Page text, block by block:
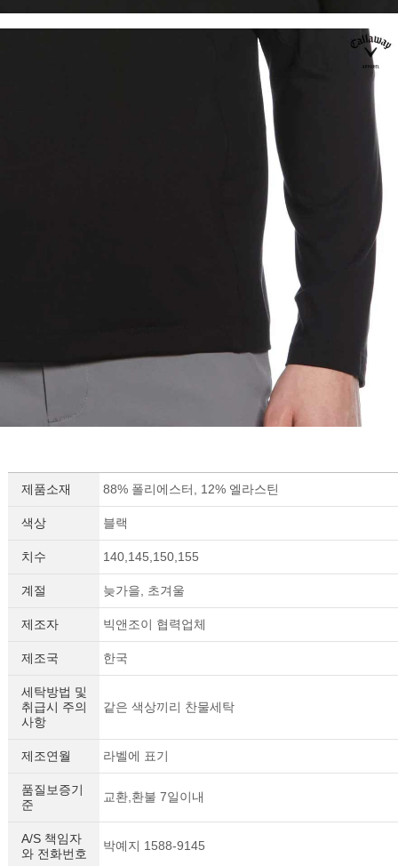
제품소재 88% 폴리에스터, 12% 엘라스틴
색상 블랙
치수 140,145,150,155
계절 늦가을, 초겨울
제조자 빅앤조이 협력업체
제조국 한국
세탁방법 및
취급시 주의
사항
같은 색상끼리 찬물세탁
제조연월 라벨에 표기
품질보증기
준
교환,환불 7일이내
A/S 책임자
와 전화번호
박예지 1588-9145